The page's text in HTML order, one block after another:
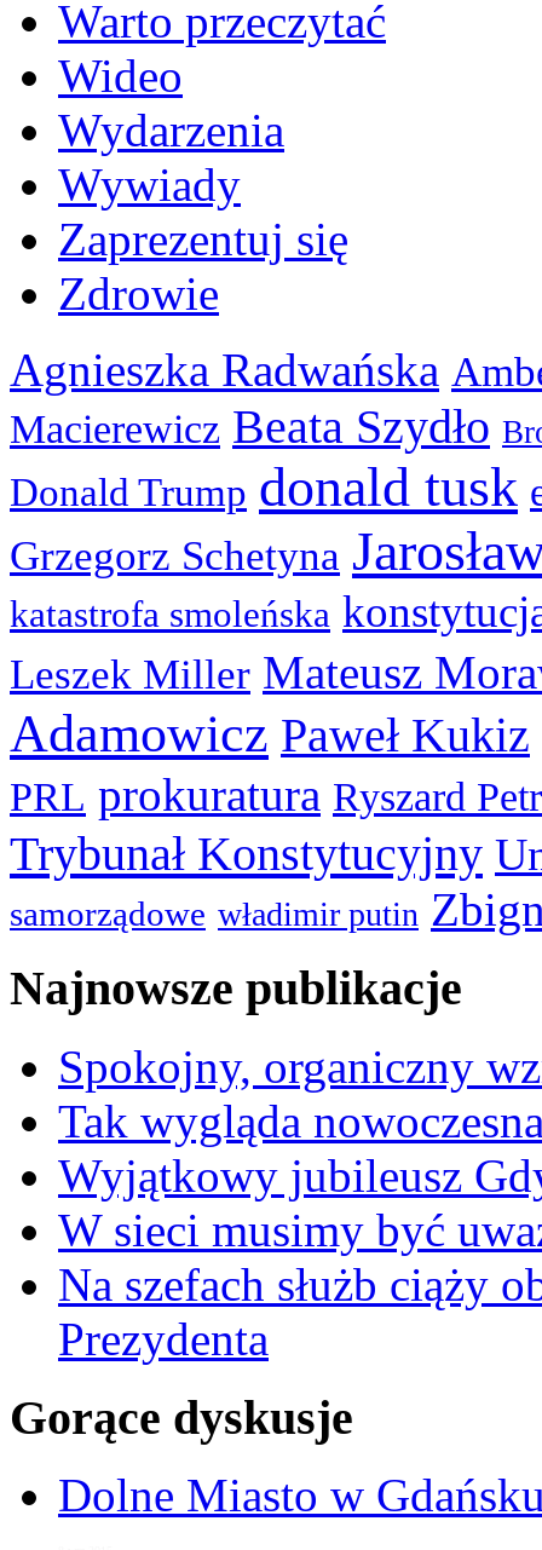
Warto przeczytać
Wideo
Wydarzenia
Wywiady
Zaprezentuj się
Zdrowie
Agnieszka Radwańska
Macierewicz Beata Szydło
Donald Trump donald tusk
Grzegorz Schetyna
katastrofa smoleńska
Leszek Miller Mateusz
Adamowicz Paweł Kukiz
PRL prokuratura Ryszard
Trybunał Konstytucyjny
samorządowe władimir putin
Najnowsze publikacje
Spokojny, organiczny
Tak wygląda
Wyjątkowy jubileusz
W sieci musimy być
Na szefach służb ciąży
Prezydenta
Gorące dyskusje
Dolne Miasto w